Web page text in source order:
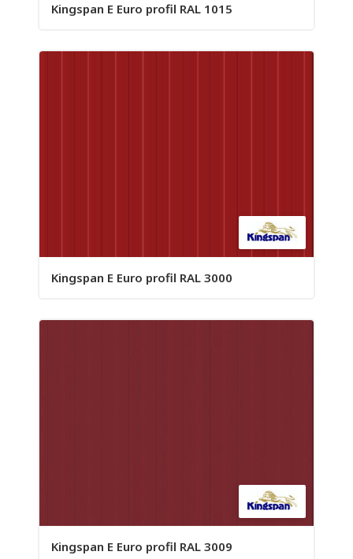
Kingspan E Euro profil RAL 1015
Kingspan E Euro profil RAL 3000
Kingspan E Euro profil RAL 3009